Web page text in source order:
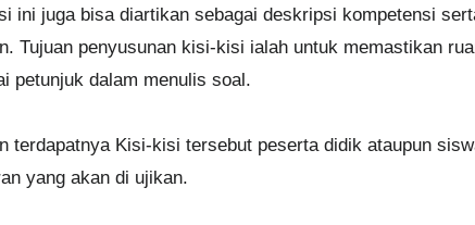
ini juga bisa diartikan sebagai deskripsi kompetensi
Tujuan penyusunan kisi-kisi ialah untuk memastikan
petunjuk dalam menulis soal.
terdapatnya Kisi-kisi tersebut peserta didik ataupun
yang akan di ujikan.